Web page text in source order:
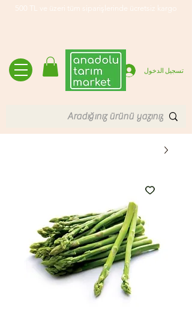
500 TL ve üzeri tüm siparişlerinde ücretsiz kargo
تسجيل الدخول